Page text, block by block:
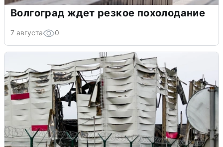
Волгоград ждет резкое похолодание
7 августа 0